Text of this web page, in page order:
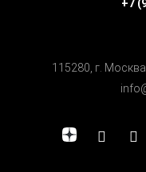
+7
115280, г.